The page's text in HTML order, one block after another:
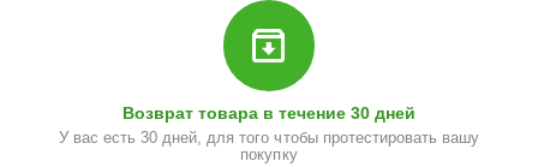
Возврат товара в течение 30 дней
У вас есть 30 дней, для того чтобы протестировать вашу
покупку